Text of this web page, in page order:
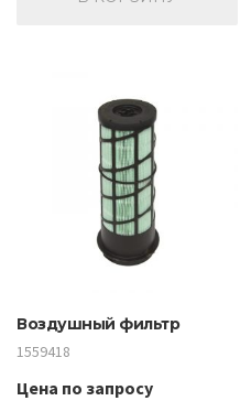
Воздушный фильтр
1559418
Цена по запросу